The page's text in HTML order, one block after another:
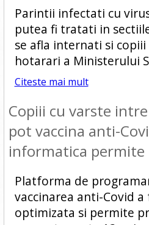
Parintii infectati cu
putea fi tratati in
se afla internati si
hotarari a Ministerului
Citeste mai mult
Copiii cu varste
pot vaccina anti-
informatica permite
Platforma de
vaccinarea anti-Covid
optimizata si permite